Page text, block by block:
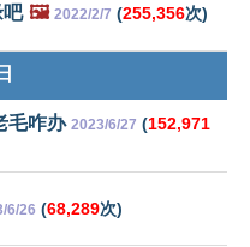
吧 🖼️ 2022/2/7 (255,356次)
毛咋办 2023/6/27 (152,971
6/26 (68,289次)